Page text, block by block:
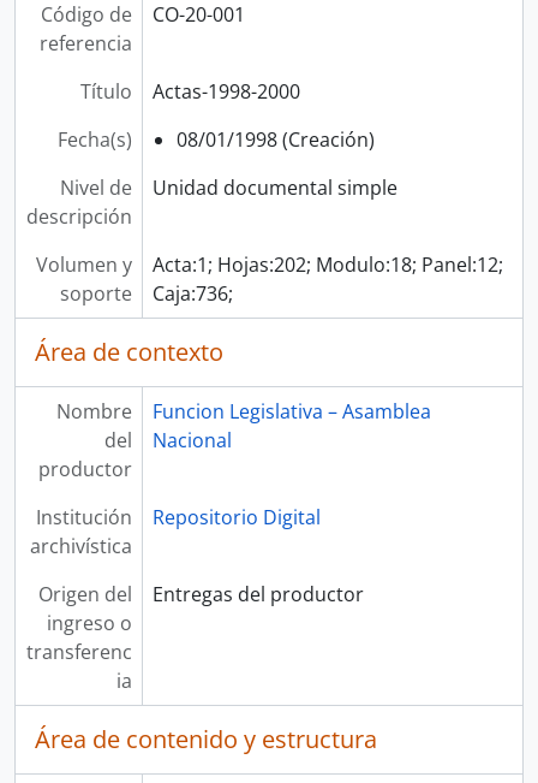
Código de
referencia
CO-20-001
Título
Actas-1998-2000
Fecha(s)
08/01/1998 (Creación)
Nivel de
descripción
Unidad documental simple
Volumen y
soporte
Acta:1; Hojas:202; Modulo:18; Panel:12;
Caja:736;
Área de contexto
Nombre
del
productor
Funcion Legislativa – Asamblea
Nacional
Institución
archivística
Repositorio Digital
Origen del
ingreso o
transferenc
ia
Entregas del productor
Área de contenido y estructura